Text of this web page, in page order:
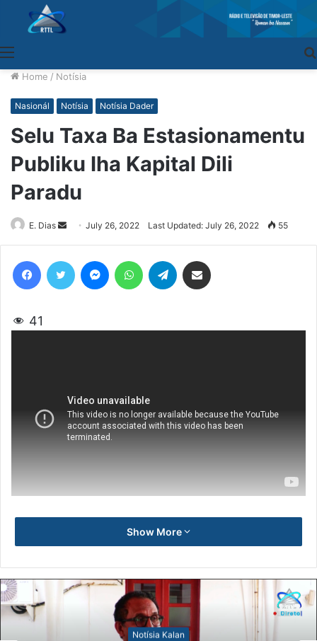
Home / Notísia
Nasionál Notísia Notísia Dader
Selu Taxa Ba Estasionamentu
Publiku Iha Kapital Dili
Paradu
E. Dias
Send
an
July 26, 2022 Last Updated: July 26, 2022 55
41
Show More
Notísia Kalan